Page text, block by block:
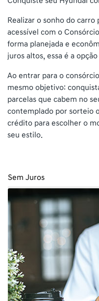
Realizar o sonho do
acessível com o
forma planejada e
juros altos, essa é a
Ao entrar para o
mesmo objetivo:
parcelas que cabem no
contemplado por sorteio
crédito para escolher o
seu estilo.
Sem Juros